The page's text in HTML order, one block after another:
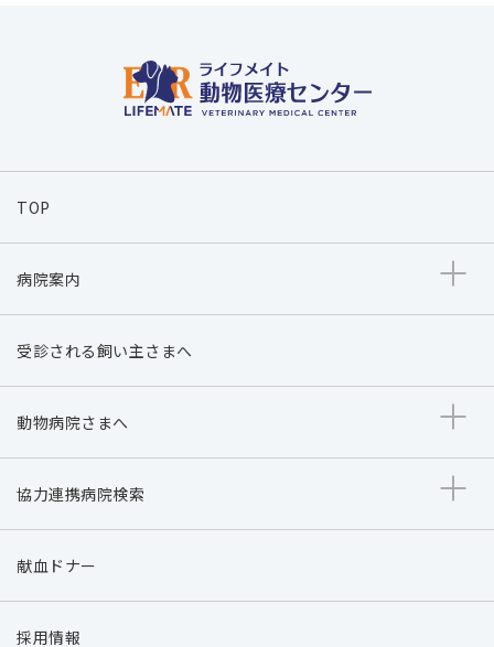
TOP
病院案内
受診される飼い主さまへ
動物病院さまへ
協力連携病院検索
献血ドナー
採用情報